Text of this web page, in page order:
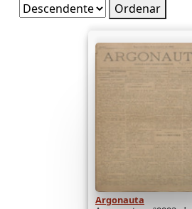
Ordenar
Argonauta